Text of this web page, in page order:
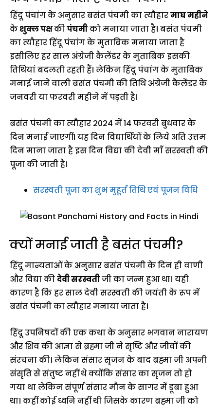
हिंदू पंचांग के अनुसार बसंत पंचमी का त्यौहारमाघ महीने
केशुक्ल पक्षकीपंचमीको मनाया जाता है। बसंत पंचमी
का त्यौहार हिंदू पंचांग के मुताबिक मनाया जाता है
इसीलिए हर साल अंग्रेजी कैलेंडर के मुताबिक इसकी
तिथियां बदलती रहती हैं। लेकिन हिंदू पंचांग के मुताबिक
मनाई जाने वाली बसंत पंचमी की तिथि अंग्रेजी कैलेंडर के
जनवरी या फरवरी महीने में पड़ती है।
बसंत पंचमी का त्यौहार 2024 में 14 फरवरी बुधवार के
दिन मनाई जाएगीं। यह दिन विद्यार्थियों के लिये अति उत्तम
दिन माना जाता है इस दिन विद्या की देवी माँ सरस्वती की
पूजा की जाती है।
सरस्वती पूजा का शुभ मुहूर्त तिथि एवं पूजन विधि
क्यों मनाई जाती है बसंत पंचमी?
हिंदू मान्यताओं के अनुसार बसंत पंचमी के दिन ही वाणी
और विद्या कीदेवी सरस्वतीजी का जन्म हुआ था। यही
कारण है कि हर साल देवी सरस्वती की जयंती के रूप में
बसंत पंचमी का त्यौहार मनाया जाता है।
हिंदू उपनिषदों की एक कथा के अनुसार भगवान नारायण
और शिव की आज्ञा से ब्रह्मा जी ने सृष्टि और जीवों की
संरचना की। लेकिन संसार सृजन के बाद ब्रह्मा जी अपनी
संसृति से संतुष्ट नहीं थे क्योंकि संसार का सृजन तो हो
गया था लेकिन संपूर्ण संसार मौन के सागर में डूबा हुआ
था। कहीं कोई ध्वनि नहीं थी जिसके कारण ब्रह्मा जी को